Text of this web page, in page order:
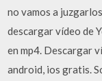
no vamos a
descargar vídeo de
en mp4. Descargar
android, ios gratis.